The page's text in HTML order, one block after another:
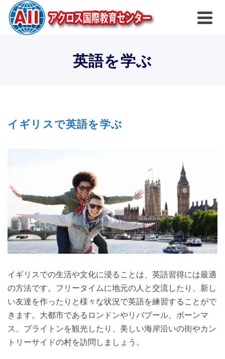
英語を学ぶ
イギリスで英語を学ぶ
イギリスでの生活や文化に浸ることは、英語習得には最適
の方法です。フリータイムに地元の人と交流したり、新し
い友達を作ったりと様々な状況で英語を練習することがで
きます。大都市であるロンドンやリバプール、ボーンマ
ス、ブライトンを観光したり、美しい海岸沿いの街やカン
トリーサイドの村を訪問しましょう。